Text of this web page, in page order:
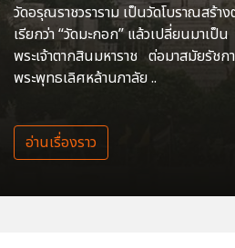
วัดอรุณราชวราราม เป็นวัดโบราณสร้า
เรียกว่า “วัดมะกอก” แล้วเปลี่ยนมาเป็
พระเจ้าตากสินมหาราช ต่อมาสมัยรัชก
พระพุทธเลิศหล้านภาลัย ..
อ่านเรื่องราว